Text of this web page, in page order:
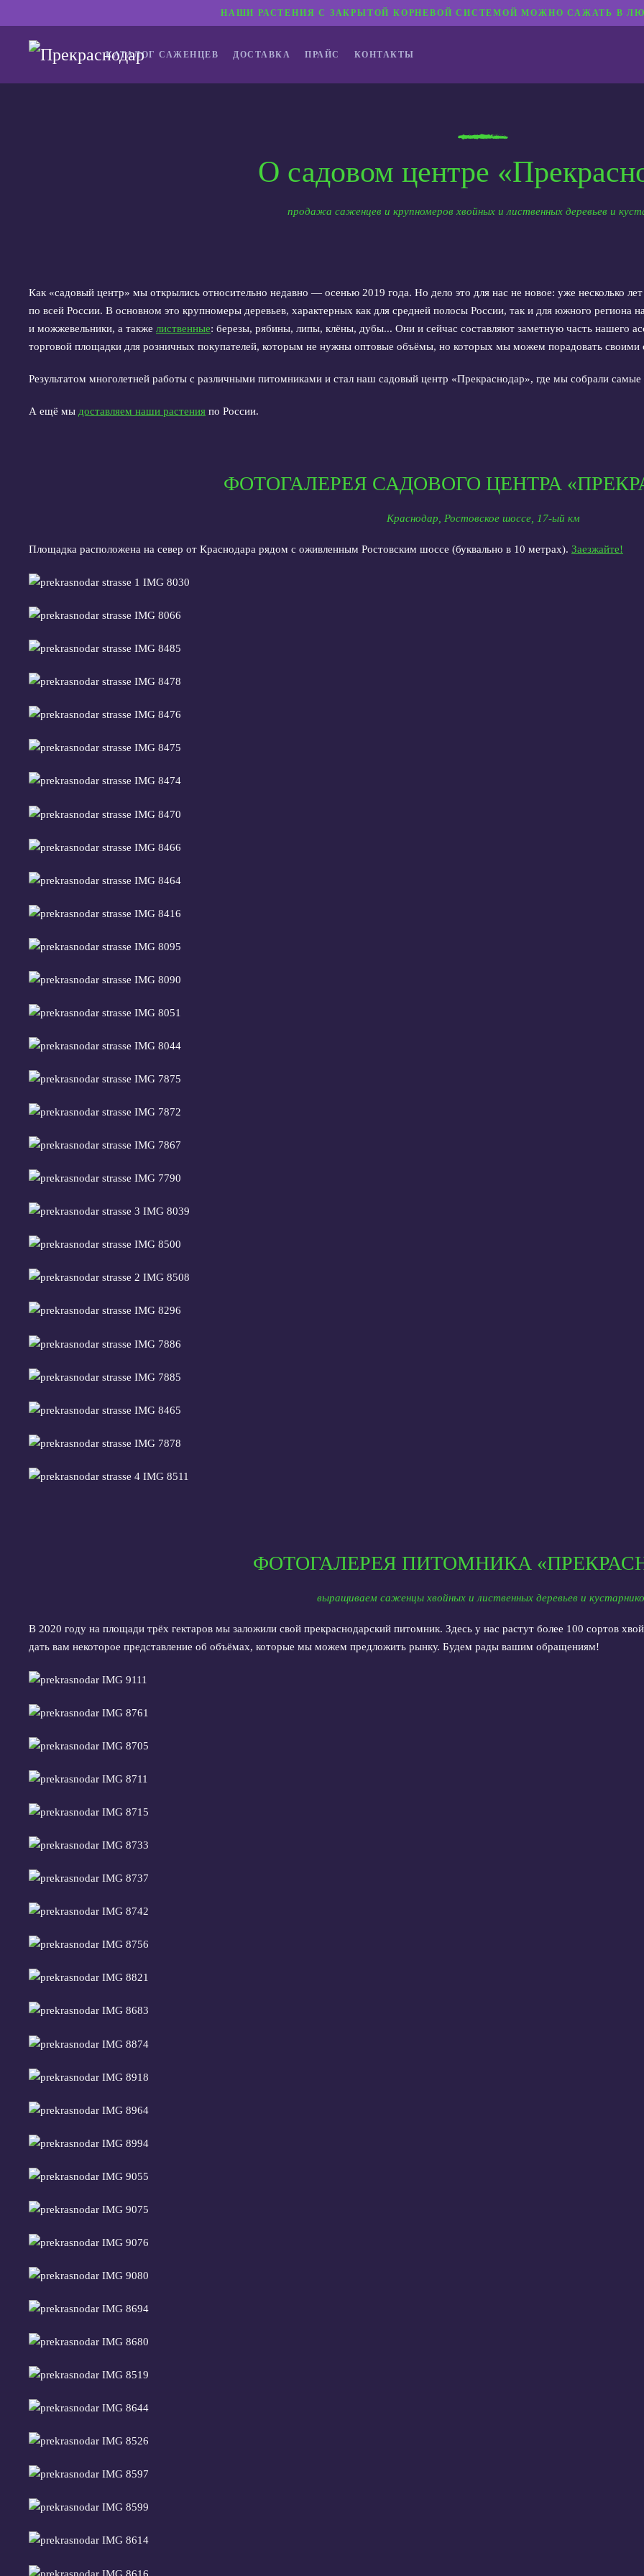
НАШИ РАСТЕНИЯ С ЗАКРЫТОЙ КОРНЕВОЙ СИСТЕМОЙ МОЖНО САЖАТЬ В
КАТАЛОГ САЖЕНЦЕВ ДОСТАВКА ПРАЙС КОНТАКТЫ
О садовом центре
продажа саженцев и крупномеров хвойных и лиственных деревьев и
Как «садовый центр» мы открылись относительно недавно — осенью 2019 года. Но дело это для нас не новое: уже несколько
по всей России. В основном это крупномеры деревьев, характерных как для средней полосы России, так и для южного региона
и можжевельники, а также лиственные: березы, рябины, липы, клёны, дубы... Они и сейчас составляют заметную часть нашего
торговой площадки для розничных покупателей, которым не нужны оптовые объёмы, но которых мы можем порадовать
Результатом многолетней работы с различными питомниками и стал наш садовый центр «Прекраснодар», где мы собрали
А ещё мы доставляем наши растения по России.
ФОТОГАЛЕРЕЯ САДОВОГО ЦЕНТРА
Краснодар, Ростовское шоссе, 17-ый км
Площадка расположена на север от Краснодара рядом с оживленным Ростовским шоссе (буквально в 10 метрах). Заезжайте!
ФОТОГАЛЕРЕЯ ПИТОМНИКА
выращиваем саженцы хвойных и лиственных деревьев и
В 2020 году на площади трёх гектаров мы заложили свой прекраснодарский питомник. Здесь у нас растут более 100 сортов
дать вам некоторое представление об объёмах, которые мы можем предложить рынку. Будем рады вашим обращениям!